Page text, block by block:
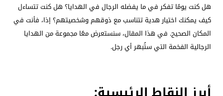
هل كنت يومًا تفكر في ما يفضله الرجال في الهدايا؟ هل كنت تتساءل
كيف يمكنك اختيار هدية تتناسب مع ذوقهم وشخصيتهم؟ إذا، فأنت في
المكان الصحيح. في هذا المقال، سنستعرض معًا مجموعة من الهدايا
الرجالية الفخمة التي ستُبهر أي رجل.